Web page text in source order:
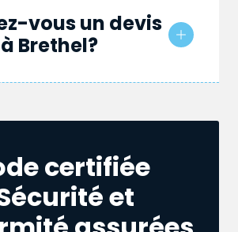
vous un devis
Brethel?
certifiée
et